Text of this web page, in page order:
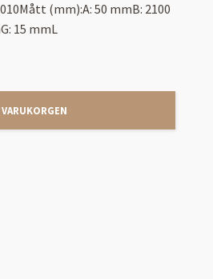
(mm):A: 50 mmB: 2100
15 mmL